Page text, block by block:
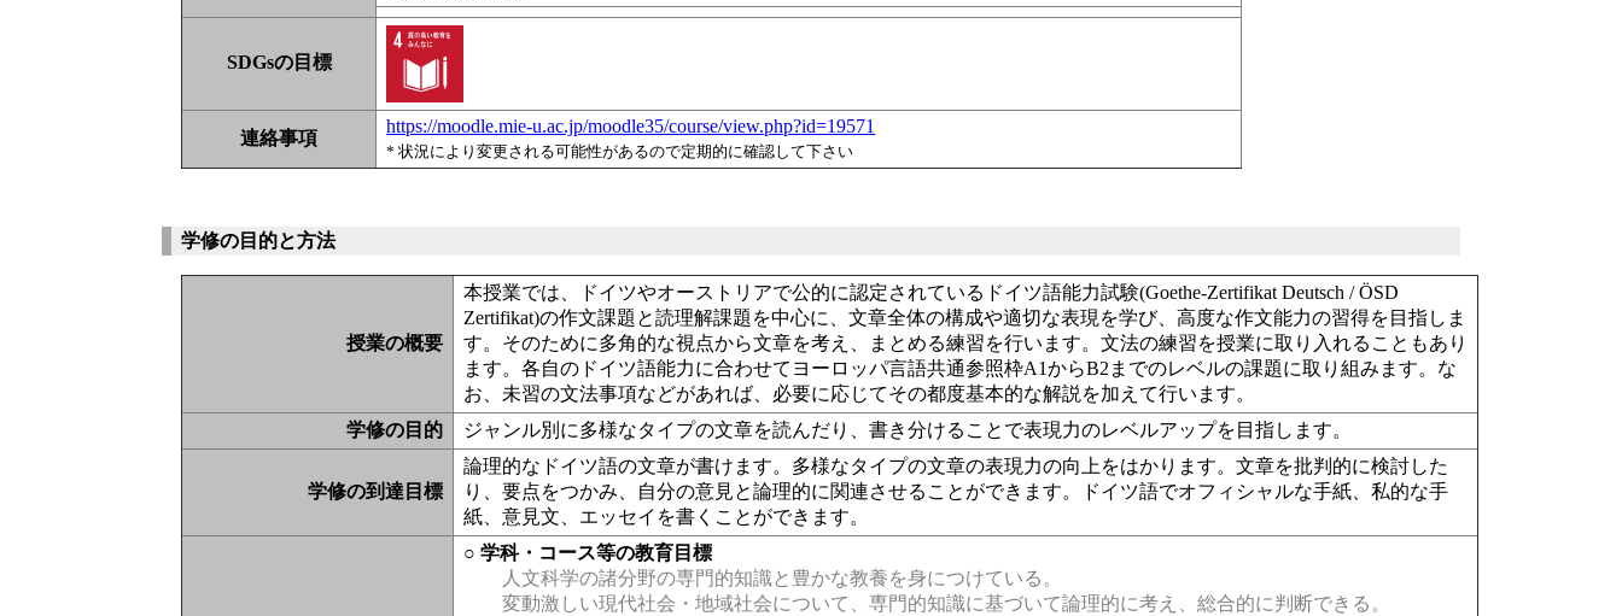
SDGsの目標
連絡事項
https://moodle.mie-u.ac.jp/moodle35/course/view.php?id=19571
* 状況により変更される可能性があるので定期的に確認して下さい
学修の目的と方法
授業の概要
本授業では、ドイツやオーストリアで公的に認定されているドイツ語能力試験(Goethe-Zertifikat Deutsch / ÖSD
Zertifikat)の作文課題と読理解課題を中心に、文章全体の構成や適切な表現を学び、高度な作文能力の習得を目指しま
す。そのために多角的な視点から文章を考え、まとめる練習を行います。文法の練習を授業に取り入れることもあり
ます。各自のドイツ語能力に合わせてヨーロッパ言語共通参照枠A1からB2までのレベルの課題に取り組みます。な
お、未習の文法事項などがあれば、必要に応じてその都度基本的な解説を加えて行います。
学修の目的
ジャンル別に多様なタイプの文章を読んだり、書き分けることで表現力のレベルアップを目指します。
学修の到達目標
論理的なドイツ語の文章が書けます。多様なタイプの文章の表現力の向上をはかります。文章を批判的に検討した
り、要点をつかみ、自分の意見と論理的に関連させることができます。ドイツ語でオフィシャルな手紙、私的な手
紙、意見文、エッセイを書くことができます。
○ 学科・コース等の教育目標
人文科学の諸分野の専門的知識と豊かな教養を身につけている。
変動激しい現代社会・地域社会について、専門的知識に基づいて論理的に考え、総合的に判断できる。